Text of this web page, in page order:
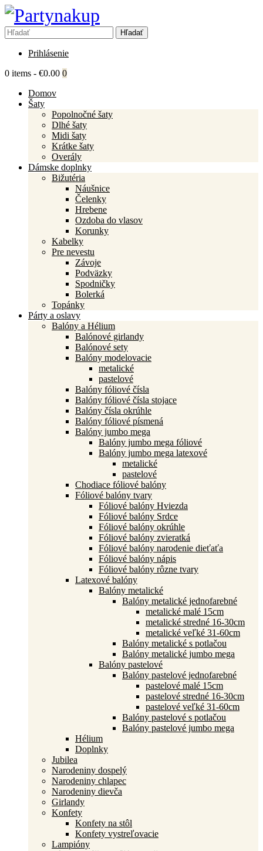
Prihlásenie
0 items - €0.00 0
Domov
Šaty
Popolnočné šaty
Dlhé šaty
Midi šaty
Krátke šaty
Overály
Dámske doplnky
Bižutéria
Náušnice
Čelenky
Hrebene
Ozdoba do vlasov
Korunky
Kabelky
Pre nevestu
Závoje
Podväzky
Spodničky
Bolerká
Topánky
Párty a oslavy
Balóny a Hélium
Balónové girlandy
Balónové sety
Balóny modelovacie
metalické
pastelové
Balóny fóliové čísla
Balóny fóliové čísla stojace
Balóny čísla okrúhle
Balóny fóliové písmená
Balóny jumbo mega
Balóny jumbo mega fóliové
Balóny jumbo mega latexové
metalické
pastelové
Chodiace fóliové balóny
Fóliové balóny tvary
Fóliové balóny Hviezda
Fóliové balóny Srdce
Fóliové balóny okrúhle
Fóliové balóny zvieratká
Fóliové balóny narodenie dieťaťa
Fóliové balóny nápis
Fóliové balóny rôzne tvary
Latexové balóny
Balóny metalické
Balóny metalické jednofarebné
metalické malé 15cm
metalické stredné 16-30cm
metalické veľké 31-60cm
Balóny metalické s potlačou
Balóny metalické jumbo mega
Balóny pastelové
Balóny pastelové jednofarebné
pastelové malé 15cm
pastelové stredné 16-30cm
pastelové veľké 31-60cm
Balóny pastelové s potlačou
Balóny pastelové jumbo mega
Hélium
Doplnky
Jubilea
Narodeniny dospelý
Narodeniny chlapec
Narodeniny dievča
Girlandy
Konfety
Konfety na stôl
Konfety vystreľovacie
Lampióny